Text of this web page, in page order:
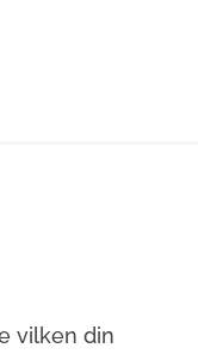
vilken din